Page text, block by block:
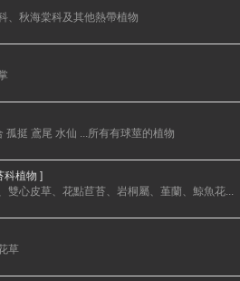
、秋海棠科及其他熱帶植物
孤挺 鳶尾 水仙 ...所有有球莖的植物
科植物 ]
雙心皮草、花點苣苔、岩桐屬、堇蘭、鯨魚花...
草